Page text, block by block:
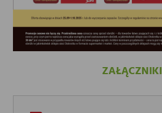
ZAŁĄCZNIKI